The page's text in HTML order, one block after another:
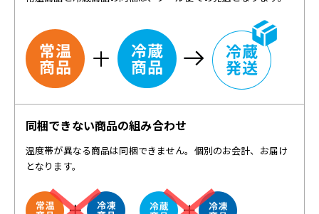
同梱できない商品の組み合わせ
温度帯が異なる商品は同梱できません。個別のお会計、お届け
となります。